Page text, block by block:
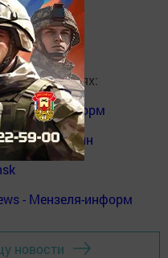
MАХ:
сетях:
Мензеля-информ
онлайн
- Мензеля-информ
новости